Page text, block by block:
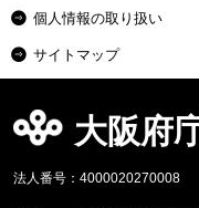
個人情報の取り扱い
サイトマップ
大阪府
法人番号：4000020270008